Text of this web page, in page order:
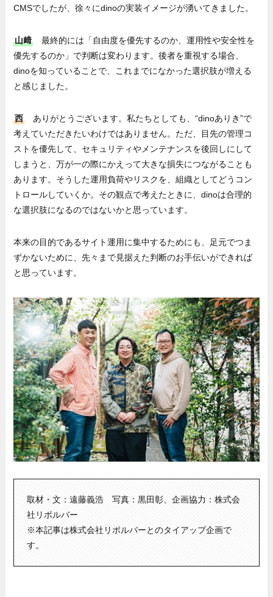
CMSでしたが、徐々にdinoの実装イメージが湧いてきました。
山﨑
最終的には「自由度を優先するのか、運用性や安全性を
優先するのか」で判断は変わります。後者を重視する場合、
dinoを知っていることで、これまでになかった選択肢が増える
と感じました。
西
ありがとうございます。私たちとしても、“dinoありき”で
考えていただきたいわけではありません。ただ、目先の管理コ
ストを優先して、セキュリティやメンテナンスを後回しにして
しまうと、万が一の際にかえって大きな損失につながることも
あります。そうした運用負荷やリスクを、組織としてどうコン
トロールしていくか。その観点で考えたときに、dinoは合理的
な選択肢になるのではないかと思っています。
本来の目的であるサイト運用に集中するためにも、足元でつま
ずかないために、先々まで見据えた判断のお手伝いができれば
と思っています。
取材・文：遠藤義浩 写真：黒田彰、企画協力：株式会
社リボルバー
※本記事は株式会社リボルバーとのタイアップ企画で
す。